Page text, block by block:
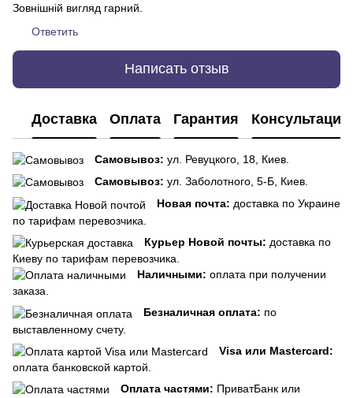
Зовнішній вигляд гарний.
Ответить
Написать отзыв
Доставка Оплата Гарантия Консультация
Самовывоз: ул. Ревуцкого, 18, Киев.
Самовывоз: ул. Заболотного, 5-Б, Киев.
Новая почта: доставка по Украине
по тарифам перевозчика.
Курьер Новой почты: доставка по
Киеву по тарифам перевозчика.
Наличными: оплата при получении
заказа.
Безналичная оплата: по
выставленному счету.
Visa или Mastercard:
оплата банковской картой.
Оплата частями: ПриватБанк или